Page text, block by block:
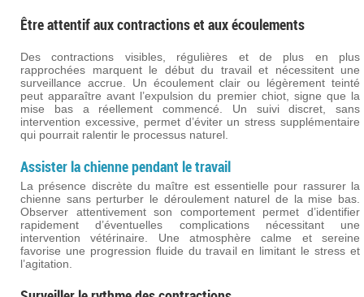
Être attentif aux contractions et aux écoulements
Des contractions visibles, régulières et de plus en plus
rapprochées marquent le début du travail et nécessitent une
surveillance accrue. Un écoulement clair ou légèrement teinté
peut apparaître avant l’expulsion du premier chiot, signe que la
mise bas a réellement commencé. Un suivi discret, sans
intervention excessive, permet d’éviter un stress supplémentaire
qui pourrait ralentir le processus naturel.
Assister la chienne pendant le travail
La présence discrète du maître est essentielle pour rassurer la
chienne sans perturber le déroulement naturel de la mise bas.
Observer attentivement son comportement permet d’identifier
rapidement d’éventuelles complications nécessitant une
intervention vétérinaire. Une atmosphère calme et sereine
favorise une progression fluide du travail en limitant le stress et
l’agitation.